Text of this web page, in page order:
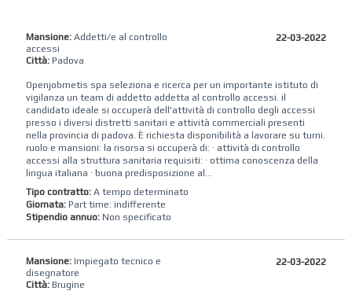
Mansione:Addetti/e al controllo
accessi
Città:Padova
22-03-2022
Openjobmetis spa seleziona e ricerca per un importante istituto di
vigilanza un team di addetto addetta al controllo accessi. il
candidato ideale si occuperà dell'attività di controllo degli accessi
presso i diversi distretti sanitari e attività commerciali presenti
nella provincia di padova. È richiesta disponibilità a lavorare su turni.
ruolo e mansioni: la risorsa si occuperà di: · attività di controllo
accessi alla struttura sanitaria requisiti: · ottima conoscenza della
lingua italiana · buona predisposizione al...
Tipo contratto:A tempo determinato
Giornata: Part time: indifferente
Stipendio annuo: Non specificato
Mansione:Impiegato tecnico e
disegnatore
Città:Brugine
22-03-2022